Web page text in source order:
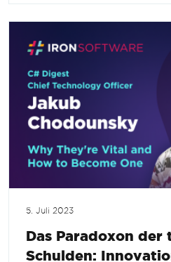
5. Juli 2023
Das Paradoxon der
Schulden: